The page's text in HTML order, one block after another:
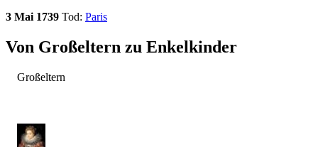
3 Mai 1739 Tod: Paris
Von Großeltern zu Enkelkinder
Großeltern